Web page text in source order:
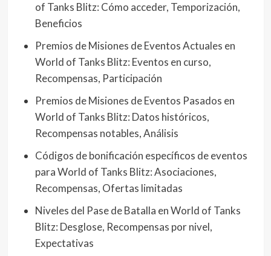
of Tanks Blitz: Cómo acceder, Temporización,
Beneficios
Premios de Misiones de Eventos Actuales en
World of Tanks Blitz: Eventos en curso,
Recompensas, Participación
Premios de Misiones de Eventos Pasados en
World of Tanks Blitz: Datos históricos,
Recompensas notables, Análisis
Códigos de bonificación específicos de eventos
para World of Tanks Blitz: Asociaciones,
Recompensas, Ofertas limitadas
Niveles del Pase de Batalla en World of Tanks
Blitz: Desglose, Recompensas por nivel,
Expectativas